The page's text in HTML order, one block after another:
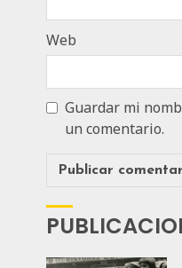
Web
Guardar mi
un comentario.